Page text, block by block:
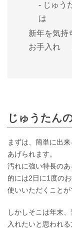
じゅう
は
新年を気持
お手入れ
じゅうたん
まずは、簡単に出
あげられます。
汚れに強い特長の
的には2日に1度の
使いいただくことが
しかしそこは年末
入れたいと思われ